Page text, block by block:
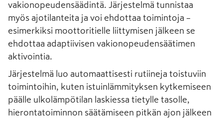
vakionopeudensäädintä. Järjestelmä tunnistaa
myös ajotilanteita ja voi ehdottaa toimintoja –
esimerkiksi moottoritielle liittymisen jälkeen se
ehdottaa adaptiivisen vakionopeudensäätimen
aktivointia.
Järjestelmä luo automaattisesti rutiineja toistuviin
toimintoihin, kuten istuinlämmityksen kytkemiseen
päälle ulkolämpötilan laskiessa tietylle tasolle,
hierontatoiminnon säätämiseen pitkän ajon jälkeen